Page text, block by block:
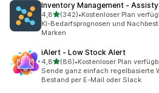
Inventory Management ‑ Assisty
4,8von 5 Sternen
(342)
342 Rezensionen insgesamt
•Kostenloser Plan
KI-Bedarfsprognosen und
Marken
iAlert ‑ Low Stock Alert
4,8von 5 Sternen
(86)
86 Rezensionen insgesamt
•Kostenloser Plan
Sende ganz einfach regelbasierte
Bestand per E-Mail oder Slack